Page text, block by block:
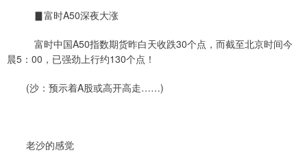
▊富时A50深夜大涨
富时中国A50指数期货昨白天收跌30个点，而截至北京时间今
晨5：00，已强劲上行约130个点！
(沙：预示着A股或高开高走……)
老沙的感觉